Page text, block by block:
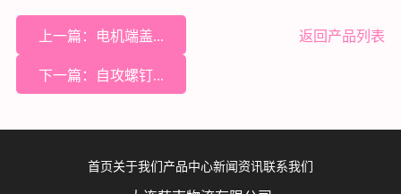
上一篇：电机端盖... 返回产品列表
下一篇：自攻螺钉...
首页 关于我们 产品中心新闻资讯联系我们